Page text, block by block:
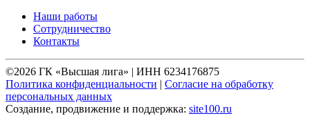
Наши работы
Сотрудничество
Контакты
©2026 ГК «Высшая лига» | ИНН 6234176875
Политика конфиденциальности | Согласие на обработку
персональных данных
Создание, продвижение и поддержка: site100.ru